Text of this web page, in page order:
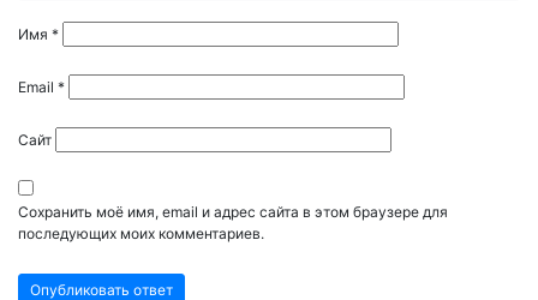
Имя *
Email *
Сайт
Сохранить моё имя, email и адрес сайта в этом браузере для
последующих моих комментариев.